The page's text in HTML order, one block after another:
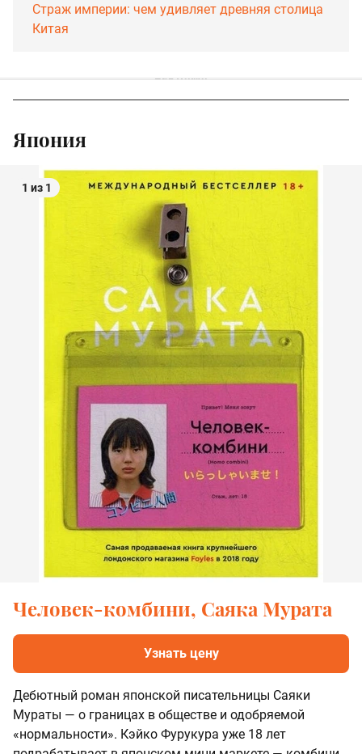
Страж империи: чем удивляет древняя столица
Китая
Япония
1 из 1
Человек-комбини, Саяка Мурата
Узнать цену
Дебютный роман японской писательницы Саяки
Мураты — о границах в обществе и одобряемой
«нормальности». Кэйко Фурукура уже 18 лет